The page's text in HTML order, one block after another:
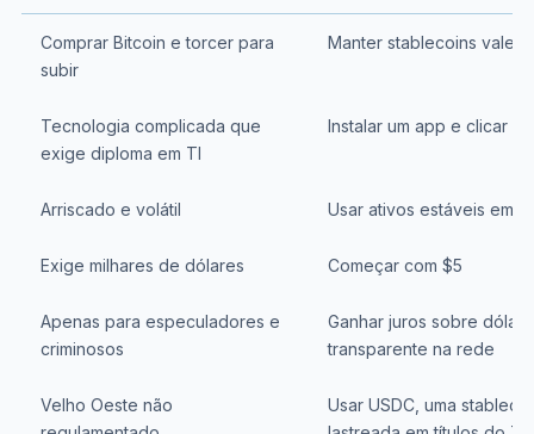
Comprar Bitcoin e torcer para
subir
Manter stablecoins
Tecnologia complicada que
exige diploma em TI
Instalar um app e clicar
Arriscado e volátil Usar ativos estáveis em
Exige milhares de dólares Começar com $5
Apenas para especuladores e
criminosos
Ganhar juros sobre
transparente na rede
Velho Oeste não
Usar USDC, uma